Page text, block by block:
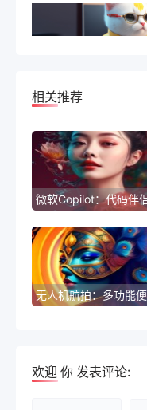
相关推荐
欢迎 你 发表评论: